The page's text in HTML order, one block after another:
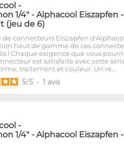
-
1/4" - Alphacool Eiszapfen -
(jeu de 6)
de connecteurs Eiszapfen
haut de gamme de ces
! Chaque exigence que vous
est satisfaite avec cette
traitement et couleur. Un re…
5/5 - 1 avis
-
1/4" - Alphacool Eiszapfen